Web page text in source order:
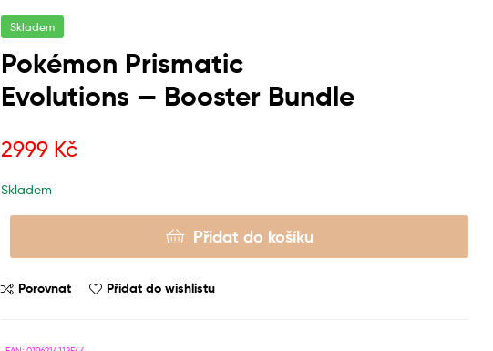
Skladem
Pokémon Prismatic
Evolutions — Booster Bundle
2999 Kč
Skladem
Přidat do košíku
Porovnat Přidat do wishlistu